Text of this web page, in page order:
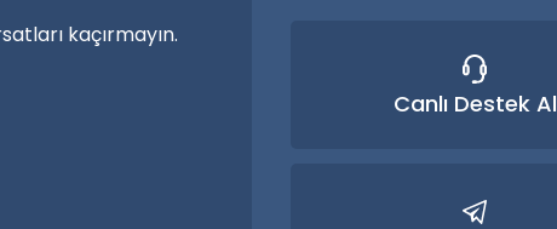
kaçırmayın.
Canlı Destek Al